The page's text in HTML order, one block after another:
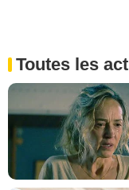
Toutes les